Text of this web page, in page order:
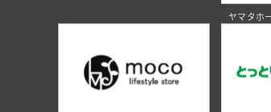
ヤマタホ